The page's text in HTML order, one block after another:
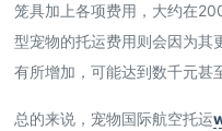
笼具加上各项费用，大约在
型宠物的托运费用则会因为其
有所增加，可能达到数千元甚
总的来说，宠物国际航空托运